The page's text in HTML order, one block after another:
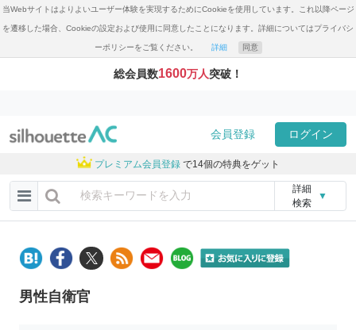
当Webサイトはよりよいユーザー体験を実現するためにCookieを使用しています。これ以降ページ
を遷移した場合、Cookieの設定および使用に同意したことになります。詳細についてはプライバシ
ーポリシーをご覧ください。 詳細 同意
総会員数1600万人突破！
会員登録 ログイン
プレミアム会員登録 で14個の特典をゲット
詳細
検索
▼
男性自衛官